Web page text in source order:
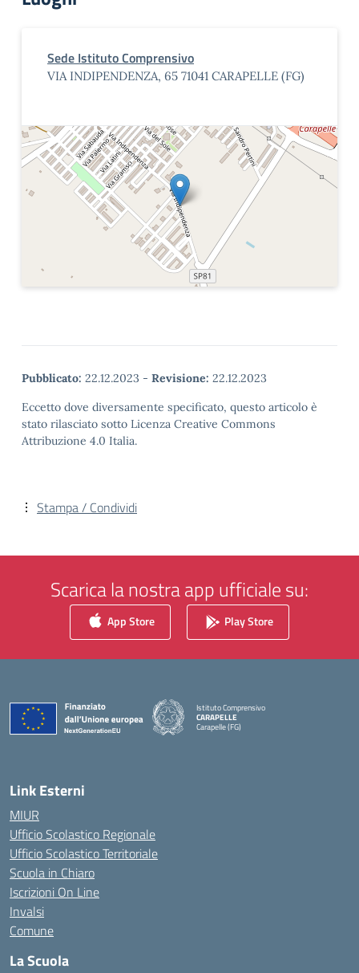
Sede Istituto Comprensivo
VIA INDIPENDENZA, 65 71041 CARAPELLE (FG)
Pubblicato: 22.12.2023 - Revisione: 22.12.2023
Eccetto dove diversamente specificato, questo articolo è
stato rilasciato sotto Licenza Creative Commons
Attribuzione 4.0 Italia.
Stampa / Condividi
Scarica la nostra app ufficiale su:
App Store Play Store
Istituto Comprensivo
CARAPELLE
Carapelle (FG)
Link Esterni
MIUR
Ufficio Scolastico Regionale
Ufficio Scolastico Territoriale
Scuola in Chiaro
Iscrizioni On Line
Invalsi
Comune
La Scuola